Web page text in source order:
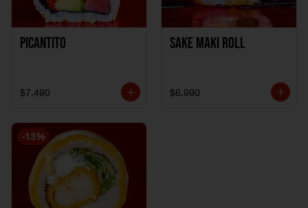
Picantito
$7.490
Sake Maki Roll
$6.990
-13%